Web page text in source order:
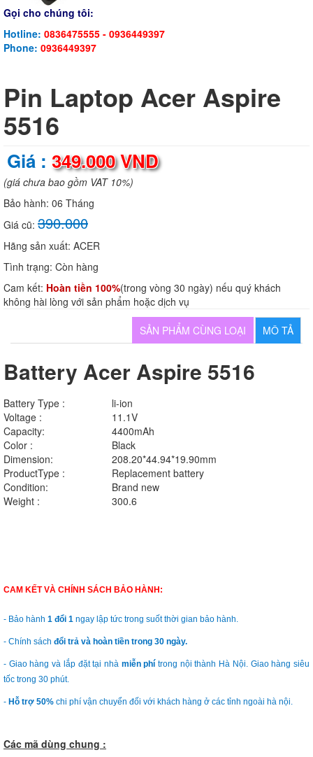
Gọi cho chúng tôi:
Hotline: 0836475555 - 0936449397
Phone: 0936449397
Pin Laptop Acer Aspire
5516
Giá : 349.000 VND
(giá chưa bao gồm VAT 10%)
Bảo hành: 06 Tháng
Giá cũ: 390.000
Hãng sản xuất: ACER
Tình trạng: Còn hàng
Cam kết: Hoàn tiền 100%(trong vòng 30 ngày) nếu quý khách
không hài lòng với sản phẩm hoặc dịch vụ
MÔ TẢ
SẢN PHẨM CÙNG LOẠI
Battery Acer Aspire 5516
Battery Type :
li-ion
Voltage :
11.1V
Capacity:
4400mAh
Color :
Black
Dimension:
208.20*44.94*19.90mm
ProductType :
Replacement battery
Condition:
Brand new
Weight :
300.6
CAM KẾT VÀ CHÍNH SÁCH BẢO HÀNH:
- Bảo hành 1 đổi 1 ngay lập tức trong suốt thời gian bảo hành.
- Chính sách đổi trả và hoàn tiền trong 30 ngày.
- Giao hàng và lắp đặt tại nhà miễn phí trong nội thành Hà Nội. Giao hàng siêu
tốc trong 30 phút.
- Hỗ trợ 50% chi phí vận chuyển đối với khách hàng ở các tỉnh ngoài hà nội.
Các mã dùng chung :